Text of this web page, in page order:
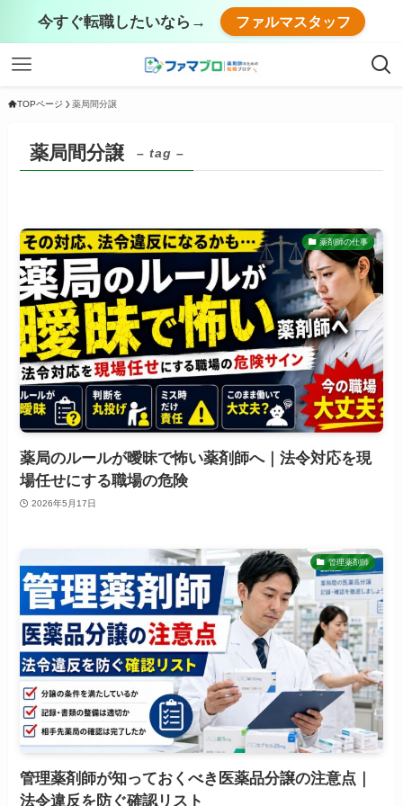
今すぐ転職したいなら→ ファルマスタッフ
TOPページ 薬局間分譲
薬局間分譲 – tag –
薬剤師の仕事
薬局のルールが曖昧で怖い薬剤師へ｜法令対応を現
場任せにする職場の危険
2026年5月17日
管理薬剤師
管理薬剤師が知っておくべき医薬品分譲の注意点｜
法令違反を防ぐ確認リスト